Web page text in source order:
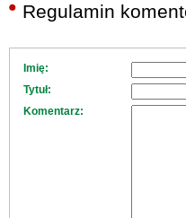
Regulamin
Imię:
Tytuł:
Komentarz: